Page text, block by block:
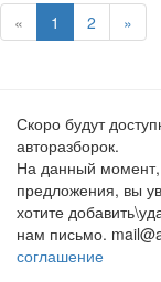
« 1 2 »
Скоро будут
авторазборок.
На данный момент,
предложения, вы
хотите
нам письмо.
соглашение